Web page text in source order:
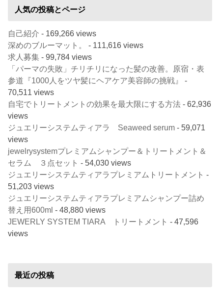
人気の投稿とページ
自己紹介 - 169,266 views
深めのブルーマット。
- 111,616 views
求人募集 - 99,784 views
「パーマの失敗」チリチリになった髪の改善。原宿・表
参道『1000人をツヤ髪にヘアケア美容師の挑戦』
-
70,511 views
自宅でトリートメントの効果を最大限にする方法 - 62,936
views
ジュエリーシステムティアラ Seaweed serum - 59,071
views
jewelrysystemプレミアムシャンプー＆トリートメント＆
セラム ３点セット - 54,030 views
ジュエリーシステムティアラプレミアムトリートメント -
51,203 views
ジュエリーシステムティアラプレミアムシャンプー詰め
替え用600ml - 48,880 views
JEWERLY SYSTEM TIARA トリートメント - 47,596
views
最近の投稿